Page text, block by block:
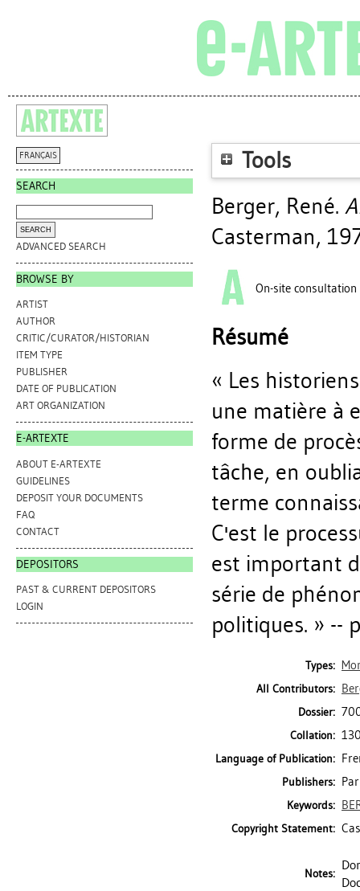
FRANÇAIS
SEARCH
ADVANCED SEARCH
BROWSE BY
ARTIST
AUTHOR
CRITIC/CURATOR/HISTORIAN
ITEM TYPE
PUBLISHER
DATE OF PUBLICATION
ART ORGANIZATION
E-ARTEXTE
ABOUT E-ARTEXTE
GUIDELINES
DEPOSIT YOUR DOCUMENTS
FAQ
CONTACT
DEPOSITORS
PAST & CURRENT DEPOSITORS
LOGIN
Tools
Berger, René.
Casterman,
On-site consultation
Résumé
« Les
une matière à
forme de
tâche, en
terme
C'est le
est important
série de
politiques. » --
Types:
All Contributors:
Dossier:
Collation:
Language of Publication:
Publishers:
Keywords:
Copyright Statement:
Notes: